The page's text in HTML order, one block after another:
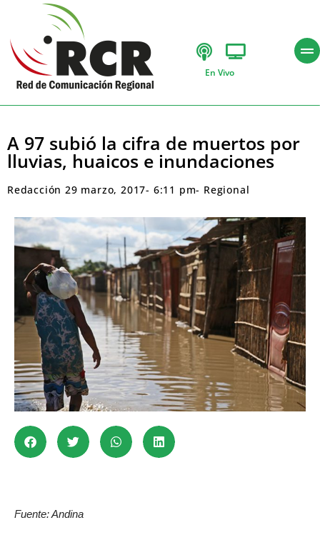
En Vivo
A 97 subió la cifra de muertos por
lluvias, huaicos e inundaciones
Redacción 29 marzo, 2017- 6:11 pm- Regional
Fuente: Andina